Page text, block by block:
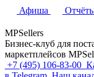
Афиша
MPSellers
Бизнес-клуб для
маркетплейсов
+7 (495) 106-83-00